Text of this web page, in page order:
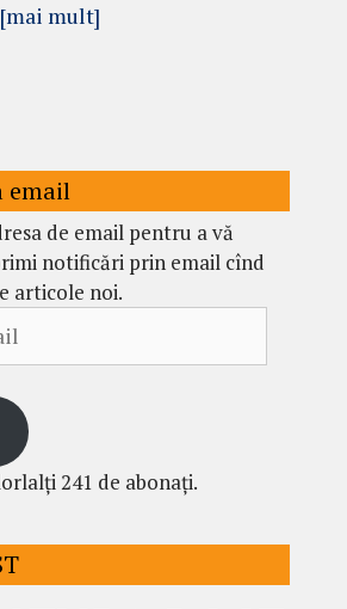
[mai mult]
email
de email pentru a vă
notificări prin email cînd
articole noi.
241 de abonați.